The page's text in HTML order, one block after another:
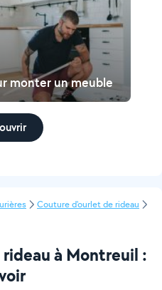
monter un meuble
Couture d'ourlet de rideau
à Montreuil :